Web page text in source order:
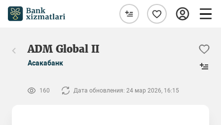
ADM Global II
Асакабанк
160 Дата обновления: 24 мар 2026, 16:15